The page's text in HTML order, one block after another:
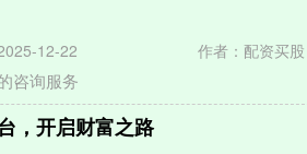
12-22 作者：配资买股
咨询服务
，开启财富之路